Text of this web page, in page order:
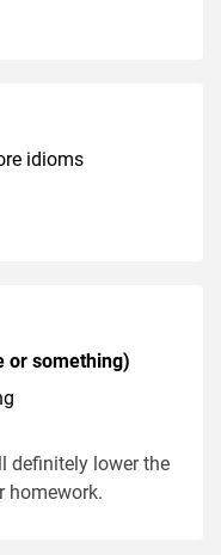
idioms
or something)
definitely lower the
homework.